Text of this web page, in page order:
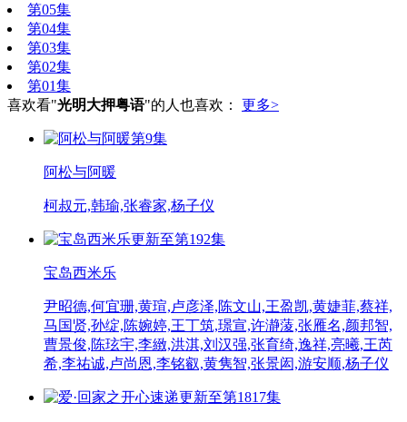
第05集
第04集
第03集
第02集
第01集
喜欢看"光明大押粤语"的人也喜欢： 更多>
第9集
阿松与阿暖
柯叔元,韩瑜,张睿家,杨子仪
更新至第192集
宝岛西米乐
尹昭德,何宜珊,黄瑄,卢彦泽,陈文山,王盈凯,黄婕菲,蔡祥,
马国贤,孙绽,陈婉婷,王丁筑,璟宣,许瀞蔆,张雁名,颜邦智,
曹景俊,陈玹宇,李緻,洪淇,刘汉强,张育绮,逸祥,亮曦,王芮
希,李祐诚,卢尚恩,李铭叡,黄隽智,张景闳,游安顺,杨子仪
更新至第1817集